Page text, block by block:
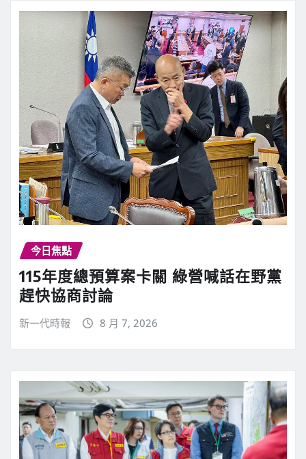
n
t
i
n
u
e
R
e
d
i
今日焦點
115年度總預算案卡關 綠營喊話在野黨
趕快協商討論
新一代時報 8 月 7, 2026